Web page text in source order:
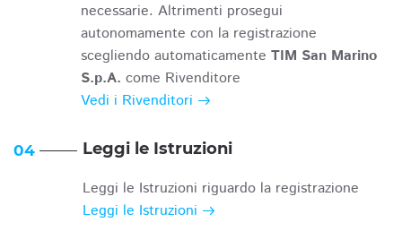
necessarie. Altrimenti prosegui
autonomamente con la registrazione
scegliendo automaticamente TIM San Marino
S.p.A. come Rivenditore
Vedi i Rivenditori
04 Leggi le Istruzioni
Leggi le Istruzioni riguardo la registrazione
Leggi le Istruzioni